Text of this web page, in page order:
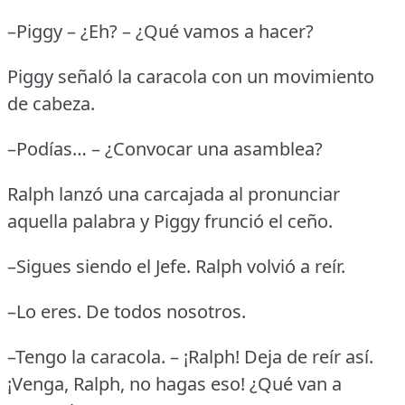
–Piggy – ¿Eh?– ¿Qué vamos a hacer?
Piggy señaló la caracola con un movimiento
de cabeza.
–Podías… – ¿Convocar una asamblea?
Ralph lanzó una carcajada al pronunciar
aquella palabra y Piggy frunció el ceño.
–Sigues siendo el Jefe. Ralph volvió a reír.
–Lo eres. De todos nosotros.
–Tengo la caracola. – ¡Ralph! Deja de reír así.
¡Venga, Ralph, no hagas eso! ¿Qué van a